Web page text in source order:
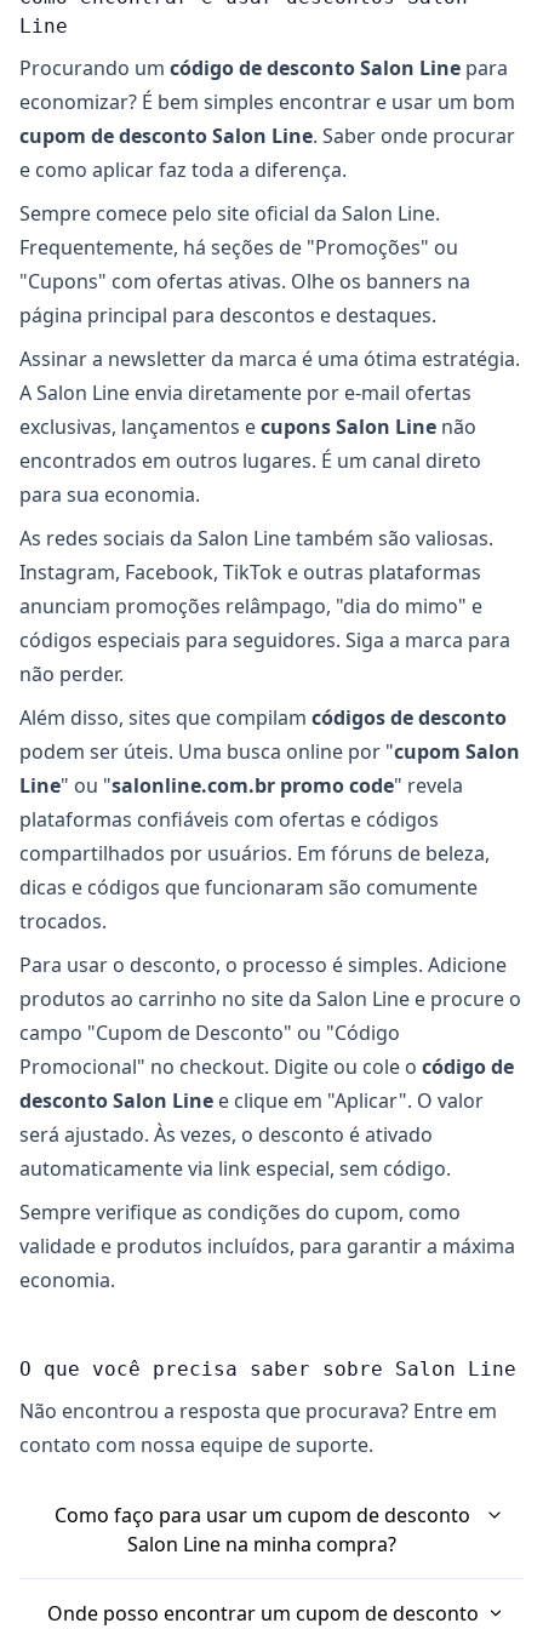
Line
Procurando um código de desconto Salon Line para
economizar? É bem simples encontrar e usar um bom
cupom de desconto Salon Line. Saber onde procurar
e como aplicar faz toda a diferença.
Sempre comece pelo site oficial da Salon Line.
Frequentemente, há seções de "Promoções" ou
"Cupons" com ofertas ativas. Olhe os banners na
página principal para descontos e destaques.
Assinar a newsletter da marca é uma ótima estratégia.
A Salon Line envia diretamente por e-mail ofertas
exclusivas, lançamentos ecupons Salon Line não
encontrados em outros lugares. É um canal direto
para sua economia.
As redes sociais da Salon Line também são valiosas.
Instagram, Facebook, TikTok e outras plataformas
anunciam promoções relâmpago, "dia do mimo" e
códigos especiais para seguidores. Siga a marca para
não perder.
Além disso, sites que compilam códigos de desconto
podem ser úteis. Uma busca online por "cupom Salon
Line" ou "salonline.com.br promo code" revela
plataformas confiáveis com ofertas e códigos
compartilhados por usuários. Em fóruns de beleza,
dicas e códigos que funcionaram são comumente
trocados.
Para usar o desconto, o processo é simples. Adicione
produtos ao carrinho no site da Salon Line e procure o
campo "Cupom de Desconto" ou "Código
Promocional" no checkout. Digite ou cole o código de
desconto Salon Line e clique em "Aplicar". O valor
será ajustado. Às vezes, o desconto é ativado
automaticamente via link especial, sem código.
Sempre verifique as condições do cupom, como
validade e produtos incluídos, para garantir a máxima
economia.
O que você precisa saber sobre Salon Line
Não encontrou a resposta que procurava? Entre em
contato com nossa equipe de suporte.
Como faço para usar um cupom de desconto
Salon Line na minha compra?
Usar um cupom de desconto Salon Line é bem
Onde posso encontrar um cupom de desconto